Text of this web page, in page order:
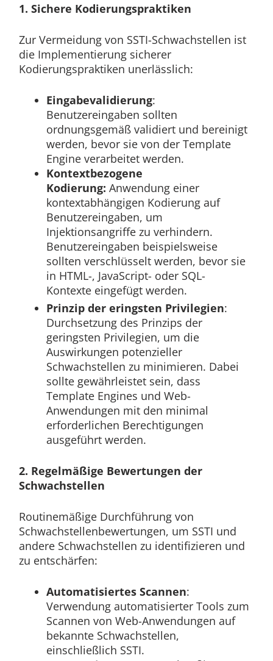
1. Sichere Kodierungspraktiken
Zur Vermeidung von SSTI-Schwachstellen ist
die Implementierung sicherer
Kodierungspraktiken unerlässlich:
Eingabevalidierung:
Benutzereingaben sollten
ordnungsgemäß validiert und bereinigt
werden, bevor sie von der Template
Engine verarbeitet werden.
Kontextbezogene
Kodierung: Anwendung einer
kontextabhängigen Kodierung auf
Benutzereingaben, um
Injektionsangriffe zu verhindern.
Benutzereingaben beispielsweise
sollten verschlüsselt werden, bevor sie
in HTML-, JavaScript- oder SQL-
Kontexte eingefügt werden.
Prinzip der eringsten Privilegien:
Durchsetzung des Prinzips der
geringsten Privilegien, um die
Auswirkungen potenzieller
Schwachstellen zu minimieren. Dabei
sollte gewährleistet sein, dass
Template Engines und Web-
Anwendungen mit den minimal
erforderlichen Berechtigungen
ausgeführt werden.
2. Regelmäßige Bewertungen der
Schwachstellen
Routinemäßige Durchführung von
Schwachstellenbewertungen, um SSTI und
andere Schwachstellen zu identifizieren und
zu entschärfen:
Automatisiertes Scannen:
Verwendung automatisierter Tools zum
Scannen von Web-Anwendungen auf
bekannte Schwachstellen,
einschließlich SSTI.